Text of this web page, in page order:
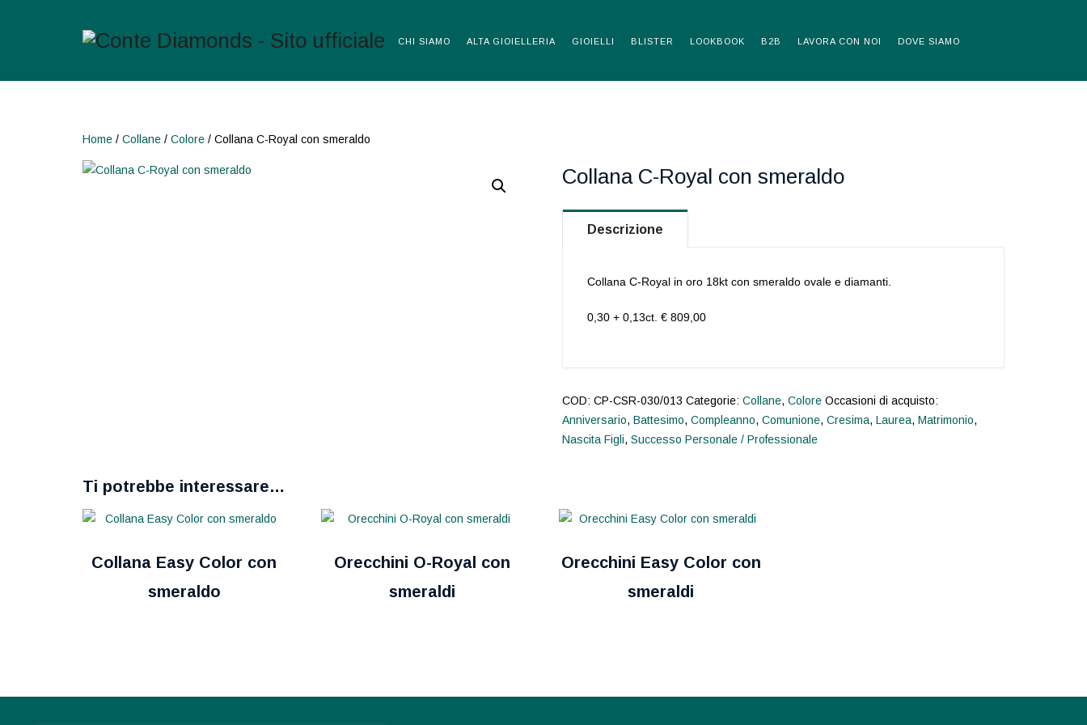
CHI SIAMO ALTA GIOIELLERIA GIOIELLI BLISTER LOOKBOOK B2B LAVORA CON NOI DOVE SIAMO
Home / Collane / Colore / Collana C-Royal con smeraldo
Collana C-Royal con smeraldo
Descrizione
Collana C-Royal in oro 18kt con smeraldo ovale e diamanti.
0,30 + 0,13ct. € 809,00
COD: CP-CSR-030/013 Categorie: Collane, Colore Occasioni di acquisto:
Anniversario, Battesimo, Compleanno, Comunione, Cresima, Laurea, Matrimonio,
Nascita Figli, Successo Personale / Professionale
Ti potrebbe interessare…
Collana Easy Color con
smeraldo
Orecchini O-Royal con
smeraldi
Orecchini Easy Color con
smeraldi